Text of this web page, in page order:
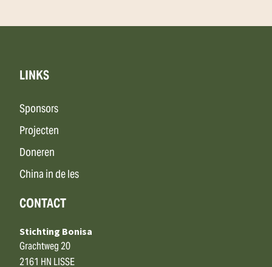
LINKS
Sponsors
Projecten
Doneren
China in de les
CONTACT
Stichting Bonisa
Grachtweg 20